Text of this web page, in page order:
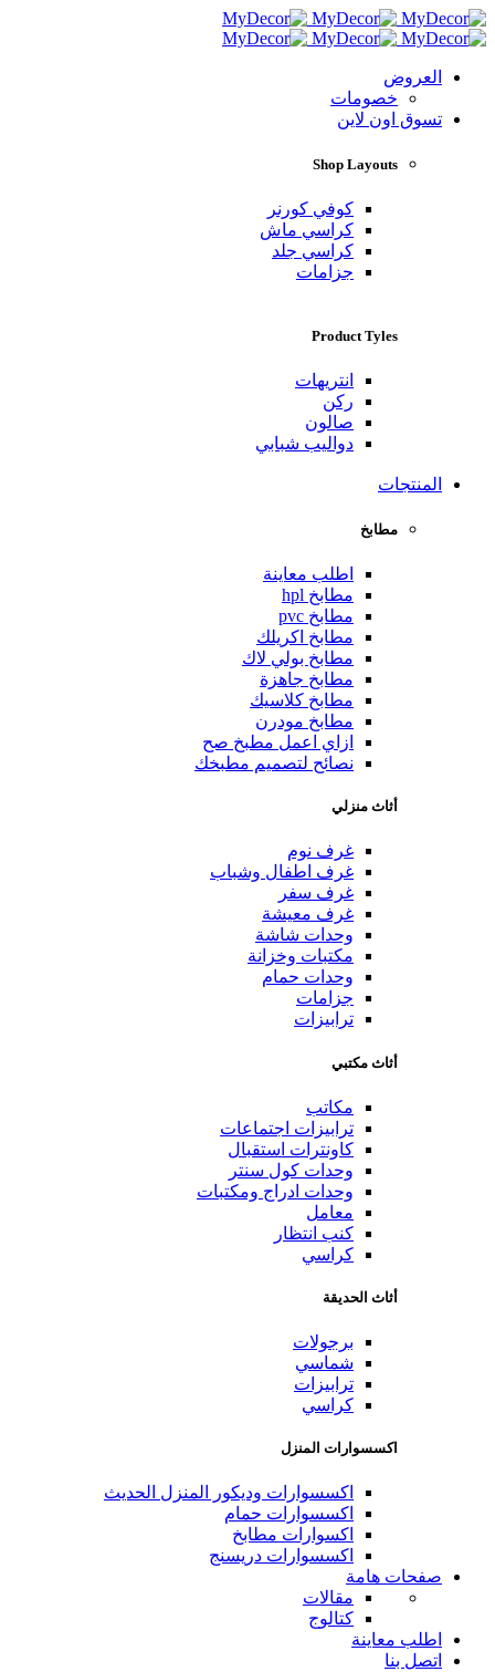
العروض
خصومات
تسوق اون لاين
Shop Layouts
كوفي كورنر
كراسي ماش
كراسي جلد
جزامات
Product Tyles
انتريهات
ركن
صالون
دواليب شبابي
المنتجات
مطابخ
اطلب معاينة
مطابخ hpl
مطابخ pvc
مطابخ اكريلك
مطابخ بولي لاك
مطابخ جاهزة
مطابخ كلاسيك
مطابخ مودرن
ازاي اعمل مطبخ صح
نصائح لتصميم مطبخك
أثاث منزلي
غرف نوم
غرف اطفال وشباب
غرف سفر
غرف معيشة
وحدات شاشة
مكتبات وخزانة
وحدات حمام
جزامات
ترابيزات
أثاث مكتبي
مكاتب
ترابيزات اجتماعات
كاونترات استقبال
وحدات كول سنتر
وحدات ادراج ومكتبات
معامل
كنب انتظار
كراسي
أثاث الحديقة
برجولات
شماسي
ترابيزات
كراسي
اكسسوارات المنزل
اكسسوارات وديكور المنزل الحديث
اكسسوارات حمام
اكسوارات مطابخ
اكسسوارات دريسنج
صفحات هامة
مقالات
كتالوج
اطلب معاينة
اتصل بنا